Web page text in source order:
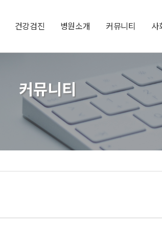
건강검진 병원소개 커뮤니티 사
커뮤니티